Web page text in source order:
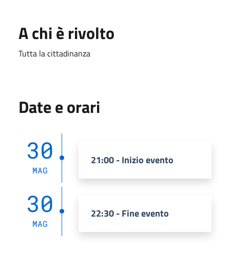
A chi è rivolto
Tutta la cittadinanza
Date e orari
30
MAG
21:00 - Inizio evento
30
MAG
22:30 - Fine evento